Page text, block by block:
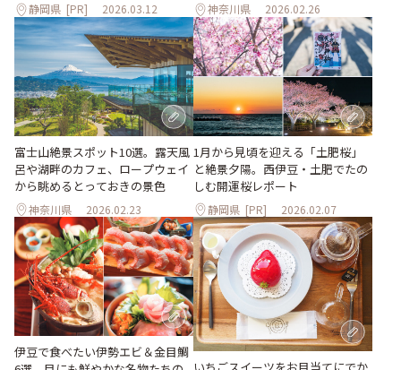
静岡県 [PR] 2026.03.12 神奈川県 2026.02.26
富士山絶景スポット10選。露天風
呂や湖畔のカフェ、ロープウェイ
から眺めるとっておきの景色
神奈川県 2026.02.23
1月から見頃を迎える「土肥桜」
と絶景夕陽。西伊豆・土肥でたの
しむ開運桜レポート
静岡県 [PR] 2026.02.07
伊豆で食べたい伊勢エビ＆金目鯛